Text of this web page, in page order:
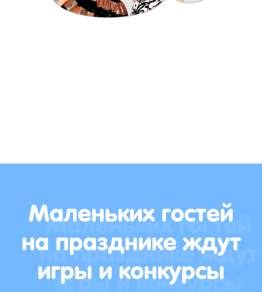
Маленьких гостей
на празднике ждут
игры и конкурсы